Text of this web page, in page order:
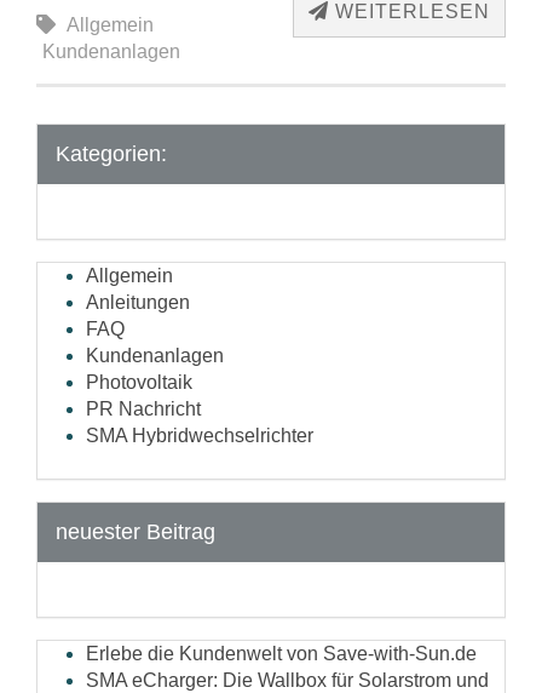
WEITERLESEN
Allgemein
Kundenanlagen
Kategorien:
Allgemein
Anleitungen
FAQ
Kundenanlagen
Photovoltaik
PR Nachricht
SMA Hybridwechselrichter
neuester Beitrag
Erlebe die Kundenwelt von Save-with-Sun.de
SMA eCharger: Die Wallbox für Solarstrom und